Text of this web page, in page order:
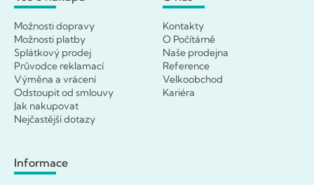
Možnosti dopravy
Možnosti platby
Splátkový prodej
Průvodce reklamací
Výměna a vrácení
Odstoupit od smlouvy
Jak nakupovat
Nejčastější dotazy
Kontakty
O Počítárně
Naše prodejna
Reference
Velkoobchod
Kariéra
Informace